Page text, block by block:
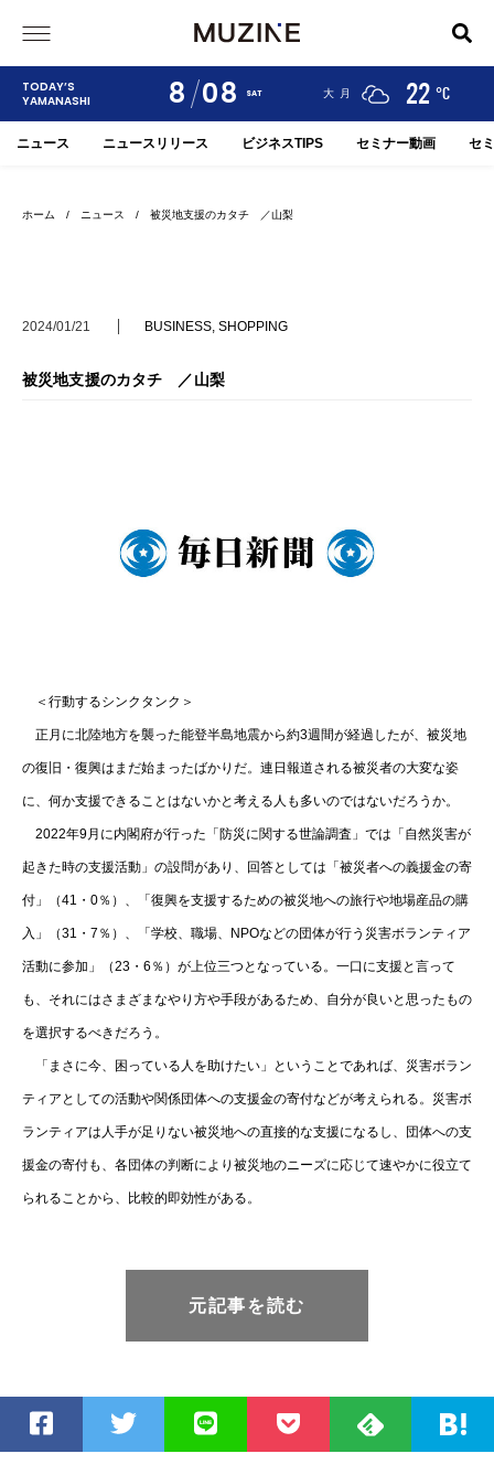
TODAY’S
YAMANASHI
8 08 SAT
甲府 河口湖 大月 22 °C
ニュース ニュースリリース ビジネスTIPS セミナー動画 セ
ホーム / ニュース / 被災地支援のカタチ ／山梨
2024/01/21 BUSINESS, SHOPPING
被災地支援のカタチ ／山梨
＜行動するシンクタンク＞
正月に北陸地方を襲った能登半島地震から約3週間が経過したが、被災地
の復旧・復興はまだ始まったばかりだ。連日報道される被災者の大変な姿
に、何か支援できることはないかと考える人も多いのではないだろうか。
2022年9月に内閣府が行った「防災に関する世論調査」では「自然災害が
起きた時の支援活動」の設問があり、回答としては「被災者への義援金の寄
付」（41・0％）、「復興を支援するための被災地への旅行や地場産品の購
入」（31・7％）、「学校、職場、NPOなどの団体が行う災害ボランティア
活動に参加」（23・6％）が上位三つとなっている。一口に支援と言って
も、それにはさまざまなやり方や手段があるため、自分が良いと思ったもの
を選択するべきだろう。
「まさに今、困っている人を助けたい」ということであれば、災害ボラン
ティアとしての活動や関係団体への支援金の寄付などが考えられる。災害ボ
ランティアは人手が足りない被災地への直接的な支援になるし、団体への支
援金の寄付も、各団体の判断により被災地のニーズに応じて速やかに役立て
られることから、比較的即効性がある。
元記事を読む